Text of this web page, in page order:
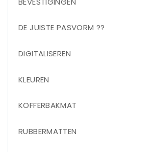
DE JUISTE PASVORM ??
DIGITALISEREN
KLEUREN
KOFFERBAKMAT
RUBBERMATTEN